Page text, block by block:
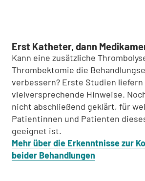
Erst Katheter, dann
Kann eine zusätzliche
Thrombektomie die
verbessern? Erste Studien liefern
vielversprechende Hinweise.
nicht abschließend geklärt, für
Patientinnen und Patienten
geeignet ist.
Mehr über die Erkenntnisse zur
beider Behandlungen